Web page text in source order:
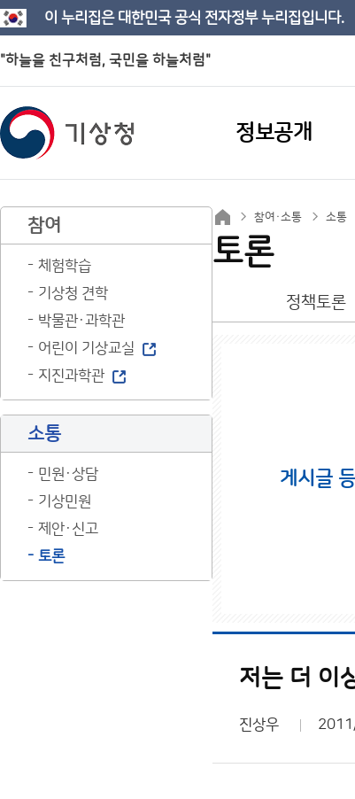
이 누리집은 대한민국 공식 전자정부 누리집입니다.
"하늘을 친구처럼, 국민을 하늘처럼"
정보공개
참여
체험학습
기상청 견학
박물관·과학관
어린이 기상교실
지진과학관
소통
민원·상담
기상민원
제안·신고
토론
참여·소통 소통
토론
정책토론
게시글
저는 더 이
진상우